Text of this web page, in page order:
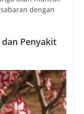
dengan
Penyakit